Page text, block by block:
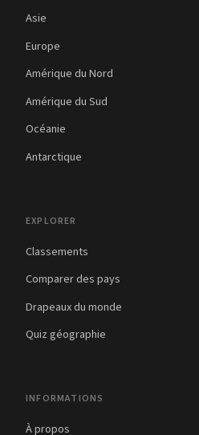
Asie
Europe
Amérique du Nord
Amérique du Sud
Océanie
Antarctique
EXPLORER
Classements
Comparer des pays
Drapeaux du monde
Quiz géographie
INFORMATIONS
À propos